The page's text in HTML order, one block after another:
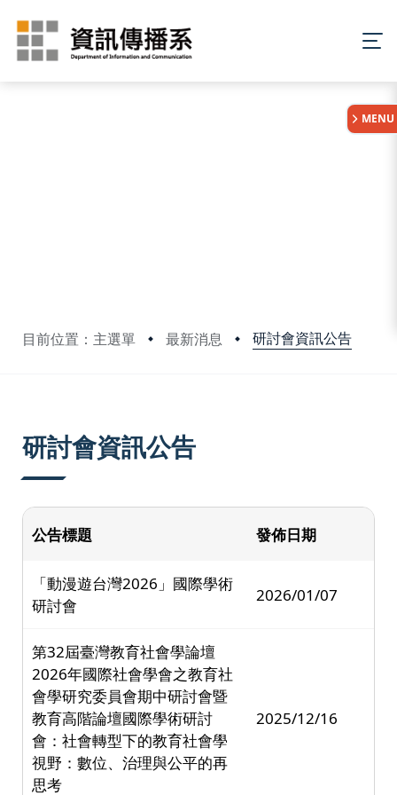
目前位置：主選單 最新消息 研討會資訊公告
MENU
研討會資訊公告
公告標題 發佈日期
「動漫遊台灣2026」國際學術
研討會
2026/01/07
第32屆臺灣教育社會學論壇
2026年國際社會學會之教育社
會學研究委員會期中研討會暨
教育高階論壇國際學術研討
會：社會轉型下的教育社會學
視野：數位、治理與公平的再
思考
2025/12/16